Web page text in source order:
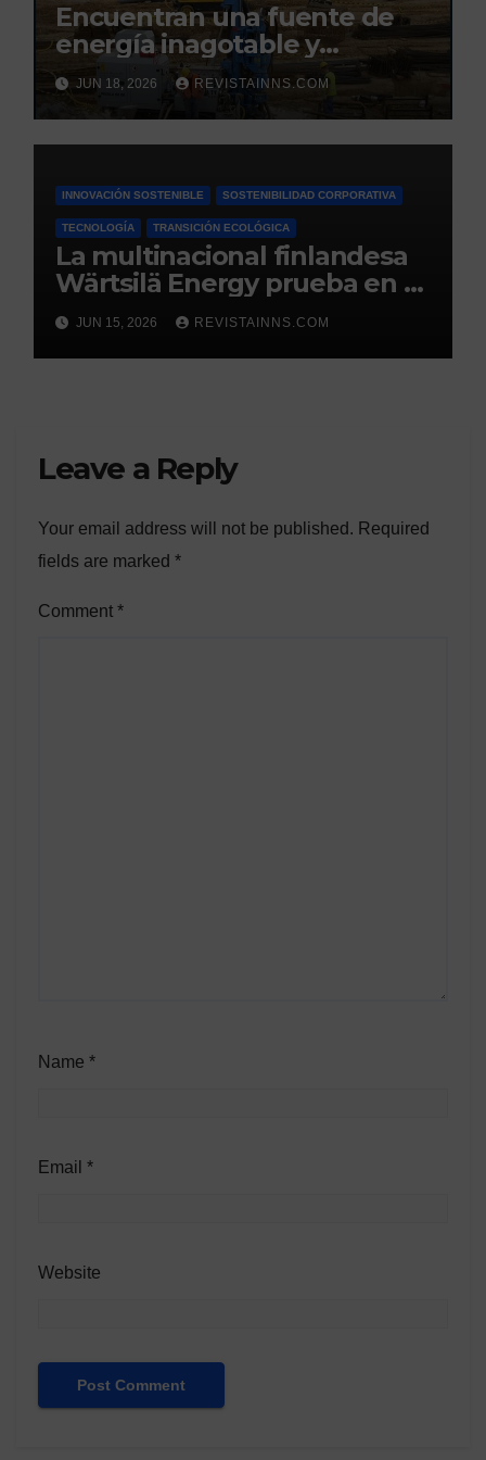
Encuentran una fuente de
energía inagotable y
renovable bajo seis
municipios de Tarragona
JUN 18, 2026 REVISTAINNS.COM
INNOVACIÓN SOSTENIBLE SOSTENIBILIDAD CORPORATIVA
TECNOLOGÍA TRANSICIÓN ECOLÓGICA
La multinacional finlandesa
Wärtsilä Energy prueba en el
País Vasco el primer motor a
gran escala del mundo que
funciona al 100% con
JUN 15, 2026 REVISTAINNS.COM
Leave a Reply
Your email address will not be published. Required
fields are marked *
Comment *
Name *
Email *
Website